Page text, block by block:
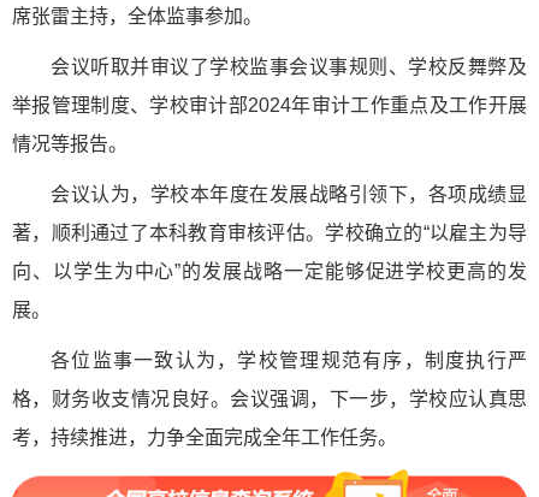
席张雷主持，全体监事参加。
会议听取并审议了学校监事会议事规则、学校反舞弊及
举报管理制度、学校审计部2024年审计工作重点及工作开展
情况等报告。
会议认为，学校本年度在发展战略引领下，各项成绩显
著，顺利通过了本科教育审核评估。学校确立的“以雇主为导
向、以学生为中心”的发展战略一定能够促进学校更高的发
展。
各位监事一致认为，学校管理规范有序，制度执行严
格，财务收支情况良好。会议强调，下一步，学校应认真思
考，持续推进，力争全面完成全年工作任务。